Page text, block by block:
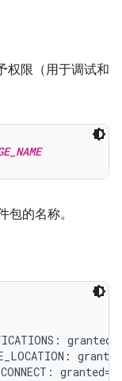
权限（用于调试和
的名称。